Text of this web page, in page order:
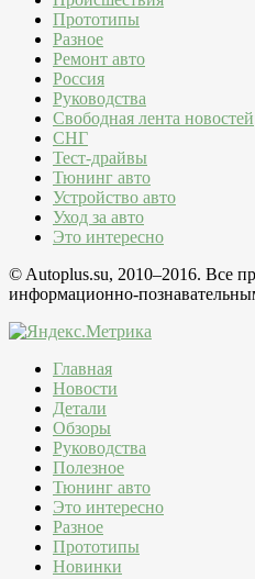
Прототипы
Разное
Ремонт авто
Россия
Руководства
Свободная лента новостей
СНГ
Тест-драйвы
Тюнинг авто
Устройство авто
Уход за авто
Это интересно
© Autoplus.su, 2010–2016. Все
информационно-
Главная
Новости
Детали
Обзоры
Руководства
Полезное
Тюнинг авто
Это интересно
Разное
Прототипы
Новинки